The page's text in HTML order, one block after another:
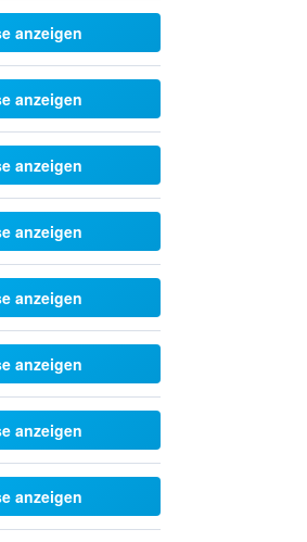
anzeigen
anzeigen
anzeigen
anzeigen
anzeigen
anzeigen
anzeigen
anzeigen